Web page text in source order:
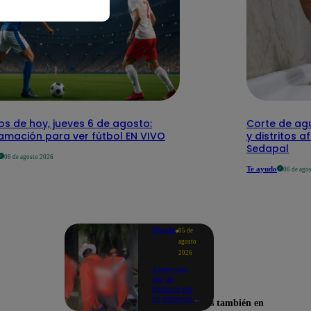
de hoy, jueves 6 de agosto:
para ver fútbol EN VIVO
06 de agosto 2026
Corte de
y distritos
Sedapal
Te ayudo 06 de
Mundo 05 de
agosto
2026
Asesinan
de un
balazo en
la cabeza a
Encuéntranos también en